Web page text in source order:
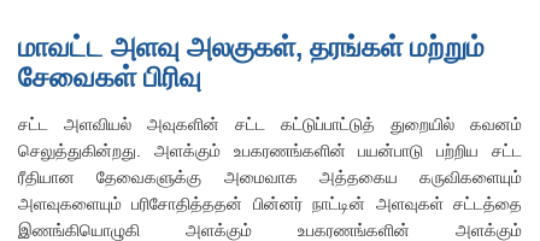
மாவட்ட அளவு அலகுகள், தரங்கள் மற்றும்
சேவைகள் பிரிவு
சட்ட அளவியல் அவுகளின் சட்ட கட்டுப்பாட்டுத் துறையில் கவனம்
செலுத்துகின்றது. அளக்கும் உபகரணங்களின் பயன்பாடு பற்றிய சட்ட
ரீதியான தேவைகளுக்கு அமைவாக அத்தகைய கருவிகளையும்
அளவுகளையும் பரிசோதித்ததன் பின்னர் நாட்டின் அளவுகள் சட்டத்தை
இணங்கியொழுகி அளக்கும் உபகரணங்களின் அளக்கும்